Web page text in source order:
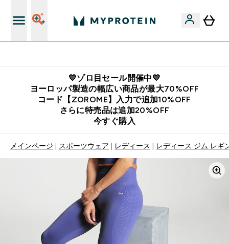
💙ゾロ目セール開催中💙
ヨーロッパ製造の幅広い商品が最大70%OFF
コード【ZOROME】入力で追加10%OFF
さらに特売品は追加20%OFF
今すぐ購入
メインページ スポーツウェア レディース レディース ジム レギ